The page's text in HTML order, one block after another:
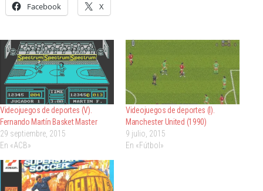
Facebook X
Videojuegos de deportes (V).
Fernando Martín Basket Master
29 septiembre, 2015
En «ACB»
Videojuegos de deportes (I).
Manchester United (1990)
9 julio, 2015
En «Fútbol»